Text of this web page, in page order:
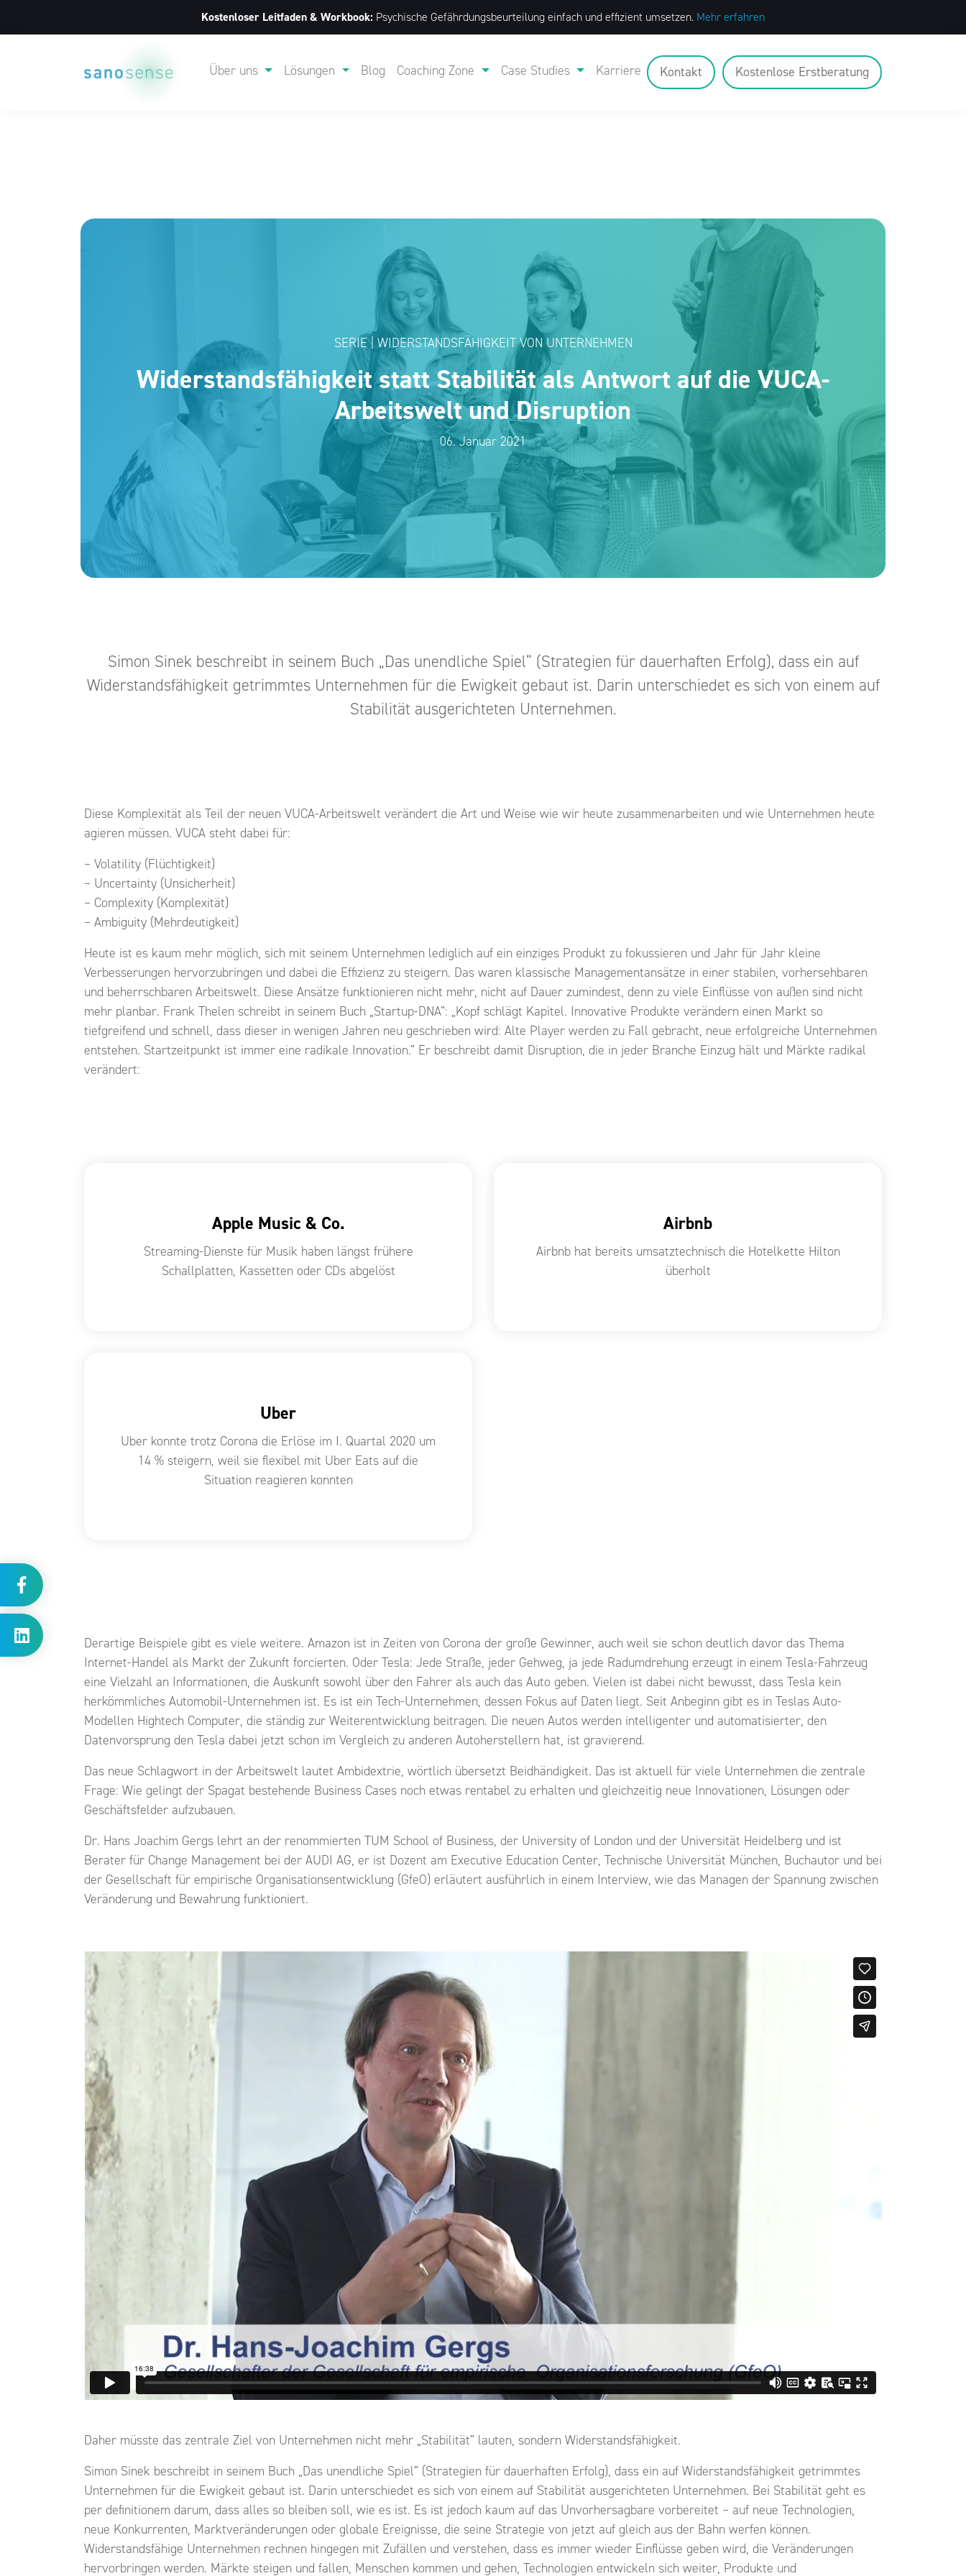
Kostenloser Leitfaden & Workbook: Psychische Gefährdungs­beurteilung einfach und effizient umsetzen. Mehr erfahren
Über uns Lösungen Blog Coaching Zone Case Studies Karriere Kontakt Kostenlose Erstberatung
SERIE | WIDERSTANDSFÄHIGKEIT VON UNTERNEHMEN
Widerstandsfähigkeit statt Stabilität als Antwort auf die VUCA-
Arbeitswelt und Disruption
06. Januar 2021
Simon Sinek beschreibt in seinem Buch „Das unendliche Spiel“ (Strategien für dauerhaften Erfolg), dass ein auf
Widerstandsfähigkeit getrimmtes Unternehmen für die Ewigkeit gebaut ist. Darin unterschiedet es sich von einem auf
Stabilität ausgerichteten Unternehmen.
Diese Komplexität als Teil der neuen VUCA-Arbeitswelt verändert die Art und Weise wie wir heute zusammenarbeiten und wie Unternehmen heute
agieren müssen. VUCA steht dabei für:
– Volatility (Flüchtigkeit)
– Uncertainty (Unsicherheit)
– Complexity (Komplexität)
– Ambiguity (Mehrdeutigkeit)
Heute ist es kaum mehr möglich, sich mit seinem Unternehmen lediglich auf ein einziges Produkt zu fokussieren und Jahr für Jahr kleine
Verbesserungen hervorzubringen und dabei die Effizienz zu steigern. Das waren klassische Managementansätze in einer stabilen, vorhersehbaren
und beherrschbaren Arbeitswelt. Diese Ansätze funktionieren nicht mehr, nicht auf Dauer zumindest, denn zu viele Einflüsse von außen sind nicht
mehr planbar. Frank Thelen schreibt in seinem Buch „Startup-DNA“: „Kopf schlägt Kapitel. Innovative Produkte verändern einen Markt so
tiefgreifend und schnell, dass dieser in wenigen Jahren neu geschrieben wird: Alte Player werden zu Fall gebracht, neue erfolgreiche Unternehmen
entstehen. Startzeitpunkt ist immer eine radikale Innovation.“ Er beschreibt damit Disruption, die in jeder Branche Einzug hält und Märkte radikal
verändert:
Apple Music & Co.
Streaming-Dienste für Musik haben längst frühere
Schallplatten, Kassetten oder CDs abgelöst
Airbnb
Airbnb hat bereits umsatztechnisch die Hotelkette Hilton
überholt
Uber
Uber konnte trotz Corona die Erlöse im I. Quartal 2020 um
14 % steigern, weil sie flexibel mit Uber Eats auf die
Situation reagieren konnten
Derartige Beispiele gibt es viele weitere. Amazon ist in Zeiten von Corona der große Gewinner, auch weil sie schon deutlich davor das Thema
Internet-Handel als Markt der Zukunft forcierten. Oder Tesla: Jede Straße, jeder Gehweg, ja jede Radumdrehung erzeugt in einem Tesla-Fahrzeug
eine Vielzahl an Informationen, die Auskunft sowohl über den Fahrer als auch das Auto geben. Vielen ist dabei nicht bewusst, dass Tesla kein
herkömmliches Automobil-Unternehmen ist. Es ist ein Tech-Unternehmen, dessen Fokus auf Daten liegt. Seit Anbeginn gibt es in Teslas Auto-
Modellen Hightech Computer, die ständig zur Weiterentwicklung beitragen. Die neuen Autos werden intelligenter und automatisierter, den
Datenvorsprung den Tesla dabei jetzt schon im Vergleich zu anderen Autoherstellern hat, ist gravierend.
Das neue Schlagwort in der Arbeitswelt lautet Ambidextrie, wörtlich übersetzt Beidhändigkeit. Das ist aktuell für viele Unternehmen die zentrale
Frage: Wie gelingt der Spagat bestehende Business Cases noch etwas rentabel zu erhalten und gleichzeitig neue Innovationen, Lösungen oder
Geschäftsfelder aufzubauen.
Dr. Hans Joachim Gergs lehrt an der renommierten TUM School of Business, der University of London und der Universität Heidelberg und ist
Berater für Change Management bei der AUDI AG, er ist Dozent am Executive Education Center, Technische Universität München, Buchautor und bei
der Gesellschaft für empirische Organisationsentwicklung (GfeO) erläutert ausführlich in einem Interview, wie das Managen der Spannung zwischen
Veränderung und Bewahrung funktioniert.
Daher müsste das zentrale Ziel von Unternehmen nicht mehr „Stabilität“ lauten, sondern Widerstandsfähigkeit.
Simon Sinek beschreibt in seinem Buch „Das unendliche Spiel“ (Strategien für dauerhaften Erfolg), dass ein auf Widerstandsfähigkeit getrimmtes
Unternehmen für die Ewigkeit gebaut ist. Darin unterschiedet es sich von einem auf Stabilität ausgerichteten Unternehmen. Bei Stabilität geht es
per definitionem darum, dass alles so bleiben soll, wie es ist. Es ist jedoch kaum auf das Unvorhersagbare vorbereitet – auf neue Technologien,
neue Konkurrenten, Marktveränderungen oder globale Ereignisse, die seine Strategie von jetzt auf gleich aus der Bahn werfen können.
Widerstandsfähige Unternehmen rechnen hingegen mit Zufällen und verstehen, dass es immer wieder Einflüsse geben wird, die Veränderungen
hervorbringen werden. Märkte steigen und fallen, Menschen kommen und gehen, Technologien entwickeln sich weiter, Produkte und